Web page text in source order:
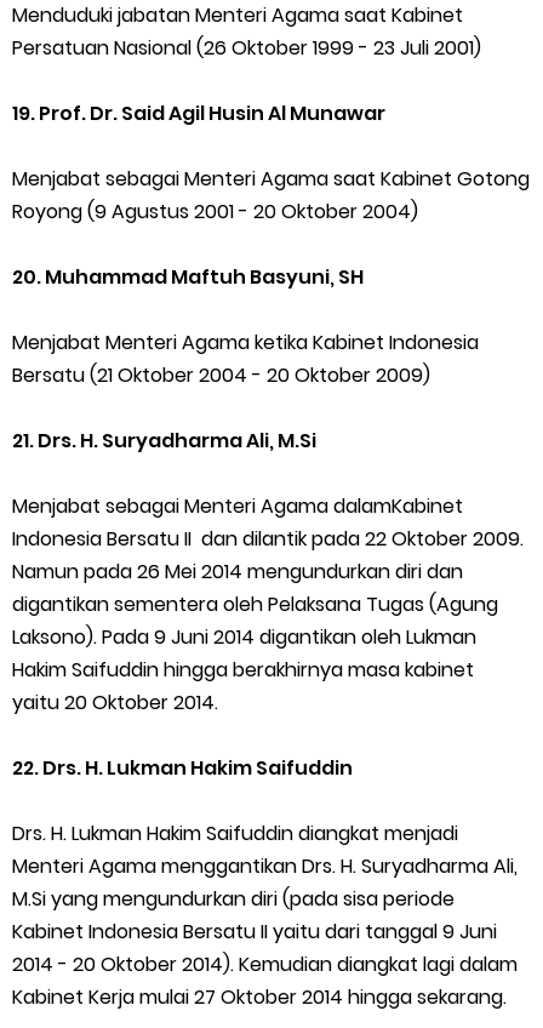
Menduduki jabatan Menteri Agama saat Kabinet
Persatuan Nasional (26 Oktober 1999 - 23 Juli 2001)
19. Prof. Dr. Said Agil Husin Al Munawar
Menjabat sebagai Menteri Agama saat Kabinet Gotong
Royong (9 Agustus 2001 - 20 Oktober 2004)
20. Muhammad Maftuh Basyuni, SH
Menjabat Menteri Agama ketika Kabinet Indonesia
Bersatu (21 Oktober 2004 - 20 Oktober 2009)
21. Drs. H. Suryadharma Ali, M.Si
Menjabat sebagai Menteri Agama dalamKabinet
Indonesia Bersatu II dan dilantik pada 22 Oktober 2009.
Namun pada 26 Mei 2014 mengundurkan diri dan
digantikan sementera oleh Pelaksana Tugas (Agung
Laksono). Pada 9 Juni 2014 digantikan oleh Lukman
Hakim Saifuddin hingga berakhirnya masa kabinet
yaitu 20 Oktober 2014.
22. Drs. H. Lukman Hakim Saifuddin
Drs. H. Lukman Hakim Saifuddin diangkat menjadi
Menteri Agama menggantikan Drs. H. Suryadharma Ali,
M.Si yang mengundurkan diri (pada sisa periode
Kabinet Indonesia Bersatu II yaitu dari tanggal 9 Juni
2014 - 20 Oktober 2014). Kemudian diangkat lagi dalam
Kabinet Kerja mulai 27 Oktober 2014 hingga sekarang.